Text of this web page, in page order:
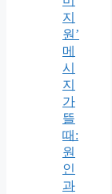
지
원’
메
시
지
가
뜰
때:
원
인
과